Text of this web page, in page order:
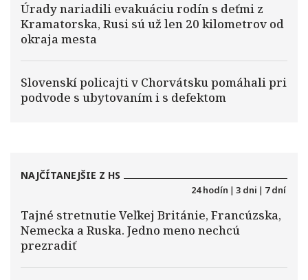
Úrady nariadili evakuáciu rodín s deťmi z
Kramatorska, Rusi sú už len 20 kilometrov od
okraja mesta
Slovenskí policajti v Chorvátsku pomáhali pri
podvode s ubytovaním i s defektom
NAJČÍTANEJŠIE Z HS
24 hodín | 3 dni | 7 dní
Tajné stretnutie Veľkej Británie, Francúzska,
Nemecka a Ruska. Jedno meno nechcú
prezradiť